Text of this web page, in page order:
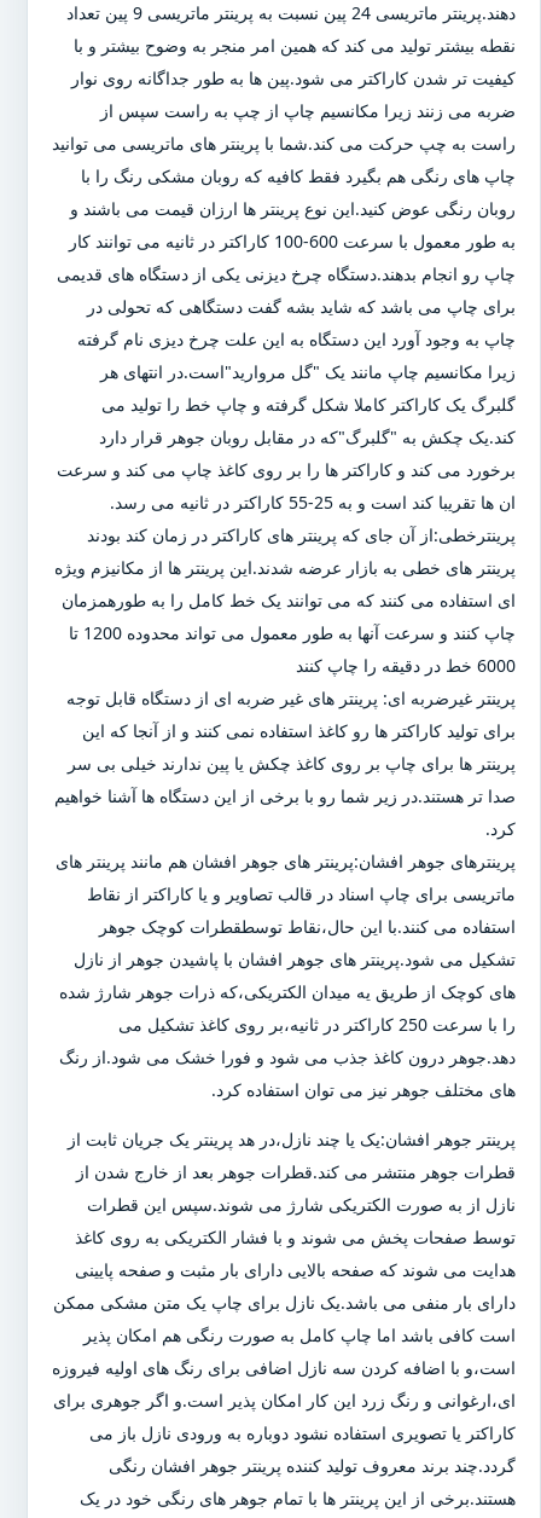
دهند.پرینتر ماتریسی 24 پین نسبت به پرینتر ماتریسی 9 پین تعداد
نقطه بیشتر تولید می کند که همین امر منجر به وضوح بیشتر و با
کیفیت تر شدن کاراکتر می شود.پین ها به طور جداگانه روی نوار
ضربه می زنند زیرا مکانسیم چاپ از چپ به راست سپس از
راست به چپ حرکت می کند.شما با پرینتر های ماتریسی می توانید
چاپ های رنگی هم بگیرد فقط کافیه که روبان مشکی رنگ را با
روبان رنگی عوض کنید.این نوع پرینتر ها ارزان قیمت می باشند و
به طور معمول با سرعت 600-100 کاراکتر در ثانیه می توانند کار
چاپ رو انجام بدهند.دستگاه چرخ دیزنی یکی از دستگاه های قدیمی
برای چاپ می باشد که شاید بشه گفت دستگاهی که تحولی در
چاپ به وجود آورد این دستگاه به این علت چرخ دیزی نام گرفته
زیرا مکانسیم چاپ مانند یک "گل مروارید"است.در انتهای هر
گلبرگ یک کاراکتر کاملا شکل گرفته و چاپ خط را تولید می
کند.یک چکش به "گلبرگ"که در مقابل روبان جوهر قرار دارد
برخورد می کند و کاراکتر ها را بر روی کاغذ چاپ می کند و سرعت
ان ها تقریبا کند است و به 25-55 کاراکتر در ثانیه می رسد.
پرینترخطی:از آن جای که پرینتر های کاراکتر در زمان کند بودند
پرینتر های خطی به بازار عرضه شدند.این پرینتر ها از مکانیزم ویژه
ای استفاده می کنند که می توانند یک خط کامل را به طورهمزمان
چاپ کنند و سرعت آنها به طور معمول می تواند محدوده 1200 تا
6000 خط در دقیقه را چاپ کنند
پرینتر غیرضربه ای: پرینتر های غیر ضربه ای از دستگاه قابل توجه
برای تولید کاراکتر ها رو کاغذ استفاده نمی کنند و از آنجا که این
پرینتر ها برای چاپ بر روی کاغذ چکش یا پین ندارند خیلی بی سر
صدا تر هستند.در زیر شما رو با برخی از این دستگاه ها آشنا خواهیم
کرد.
پرینترهای جوهر افشان:پرینتر های جوهر افشان هم مانند پرینتر های
ماتریسی برای چاپ اسناد در قالب تصاویر و یا کاراکتر از نقاط
استفاده می کنند.با این حال،نقاط توسطقطرات کوچک جوهر
تشکیل می شود.پرینتر های جوهر افشان با پاشیدن جوهر از نازل
های کوچک از طریق یه میدان الکتریکی،که ذرات جوهر شارژ شده
را با سرعت 250 کاراکتر در ثانیه،بر روی کاغذ تشکیل می
دهد.جوهر درون کاغذ جذب می شود و فورا خشک می شود.از رنگ
های مختلف جوهر نیز می توان استفاده کرد.
پرینتر جوهر افشان:یک یا چند نازل،در هد پرینتر یک جریان ثابت از
قطرات جوهر منتشر می کند.قطرات جوهر بعد از خارج شدن از
نازل از به صورت الکتریکی شارژ می شوند.سپس این قطرات
توسط صفحات پخش می شوند و با فشار الکتریکی به روی کاغذ
هدایت می شوند که صفحه بالایی دارای بار مثبت و صفحه پایینی
دارای بار منفی می باشد.یک نازل برای چاپ یک متن مشکی ممکن
است کافی باشد اما چاپ کامل به صورت رنگی هم امکان پذیر
است،و با اضافه کردن سه نازل اضافی برای رنگ های اولیه فیروزه
ای،ارغوانی و رنگ زرد این کار امکان پذیر است.و اگر جوهری برای
کاراکتر یا تصویری استفاده نشود دوباره به ورودی نازل باز می
گردد.چند برند معروف تولید کننده پرینتر جوهر افشان رنگی
هستند.برخی از این پرینتر ها با تمام جوهر های رنگی خود در یک